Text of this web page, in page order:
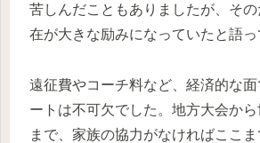
苦しんだこともありましたが、そ
在が大きな励みになっていたと語っ
遠征費やコーチ料など、経済的な
ートは不可欠でした。地方大会か
まで、家族の協力がなければここ